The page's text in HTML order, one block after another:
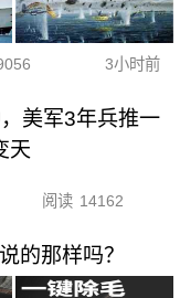
3小时前
美军3年兵推一
天
阅读 14162
的那样吗？